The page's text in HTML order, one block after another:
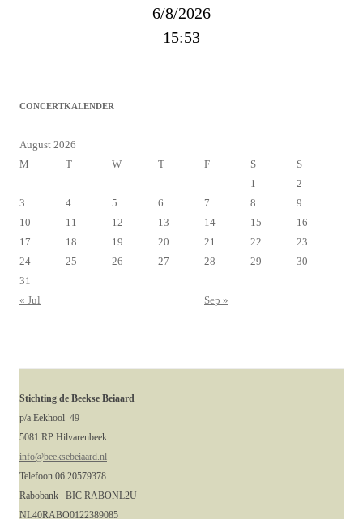
6/8/2026
15:53
CONCERTKALENDER
August 2026
M
T W T F S
S
1
2
3
4 5 6 7 8
9
10
11 12 13 14 15
16
17
18 19 20 21 22
23
24
25 26 27 28 29
30
31
« Jul
Sep »
Stichting de Beekse Beiaard
p/a Eekhool 49
5081 RP Hilvarenbeek
info@beeksebeiaard.nl
Telefoon 06 20579378
Rabobank BIC RABONL2U
NL40RABO0122389085